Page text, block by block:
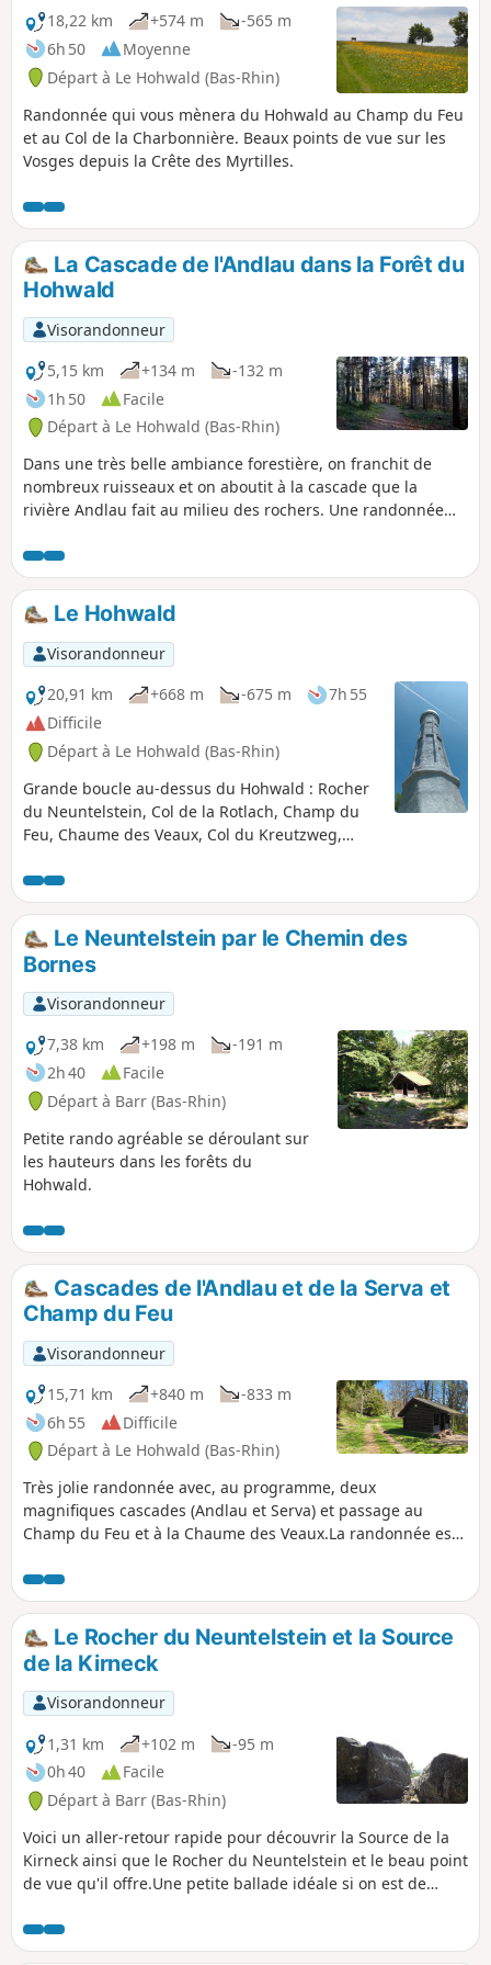
18,22 km +574 m
-565 m
6h 50
Moyenne
Départ à Le Hohwald (Bas-Rhin)
Randonnée qui vous mènera du Hohwald au Champ du Feu
et au Col de la Charbonnière. Beaux points de vue sur les
Vosges depuis la Crête des Myrtilles.
La Cascade de l'Andlau dans la Forêt du
Hohwald
Visorandonneur
5,15 km
+134 m
-132 m
1h 50
Facile
Départ à Le Hohwald (Bas-Rhin)
Dans une très belle ambiance forestière, on franchit de
nombreux ruisseaux et on aboutit à la cascade que la
rivière Andlau fait au milieu des rochers. Une randonnée
de jeunes enfants ou des promeneurs occasionnels.
Le Hohwald
Visorandonneur
20,91 km
+668 m -675 m
7h 55
Difficile
Départ à Le Hohwald (Bas-Rhin)
Grande boucle au-dessus du Hohwald : Rocher
du Neuntelstein, Col de la Rotlach, Champ du
Feu, Chaume des Veaux, Col du Kreutzweg,
niveau difficile en raison de sa longueur,
principalement ombragée et idéale pour les
périodes de chaleur. Nombreux points de vues
et des passages bien sympathiques en forêt.
Le Neuntelstein par le Chemin des
Bornes
Visorandonneur
7,38 km
+198 m
-191 m
2h 40
Facile
Départ à Barr (Bas-Rhin)
Petite rando agréable se déroulant sur
les hauteurs dans les forêts du
Hohwald.
Cascades de l'Andlau et de la Serva et
Champ du Feu
Visorandonneur
15,71 km
+840 m
-833 m
6h 55
Difficile
Départ à Le Hohwald (Bas-Rhin)
Très jolie randonnée avec, au programme, deux
magnifiques cascades (Andlau et Serva) et passage au
Champ du Feu et à la Chaume des Veaux.La randonnée est
passage au sommet du Champ du Feu. Magnifique en
automne et en hiver.J'ai noté la difficulté à "difficile" du fait
du dénivelé mais la randonnée ne présente aucune
difficulté technique.
Le Rocher du Neuntelstein et la Source
de la Kirneck
Visorandonneur
1,31 km
+102 m
-95 m
0h 40
Facile
Départ à Barr (Bas-Rhin)
Voici un aller-retour rapide pour découvrir la Source de la
Kirneck ainsi que le Rocher du Neuntelstein et le beau point
de vue qu'il offre.Une petite ballade idéale si on est de
la montée est tout de même relativement raide et nécessite
des chaussures de marche.